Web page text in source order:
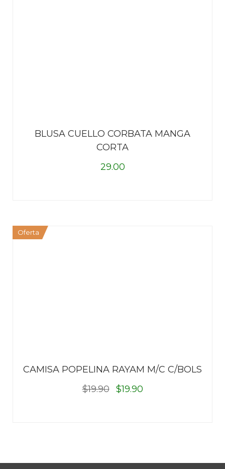
BLUSA CUELLO CORBATA MANGA
CORTA
29.00
Oferta
CAMISA POPELINA RAYAM M/C C/BOLS
$19.90
$19.90